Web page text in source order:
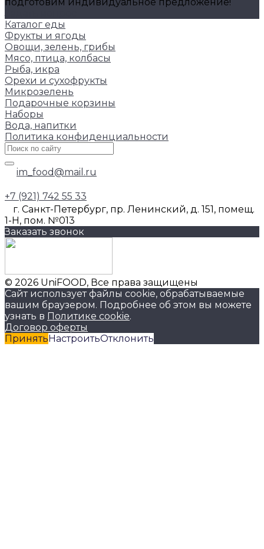
Каталог еды
Фрукты и ягоды
Овощи, зелень, грибы
Мясо, птица, колбасы
Рыба, икра
Орехи и сухофрукты
Микрозелень
Подарочные корзины
Наборы
Вода, напитки
Политика конфиденциальности
im_food@mail.ru
+7 (921) 742 55 33
г. Санкт-Петербург, пр. Ленинский, д. 151, помещ.
1-Н, пом. №013
Заказать звонок
© 2026 UniFOOD, Все права защищены
Сайт использует файлы cookie, обрабатываемые
вашим браузером. Подробнее об этом вы можете
узнать в Политике cookie.
Договор оферты
ПринятьНастроитьОтклонить